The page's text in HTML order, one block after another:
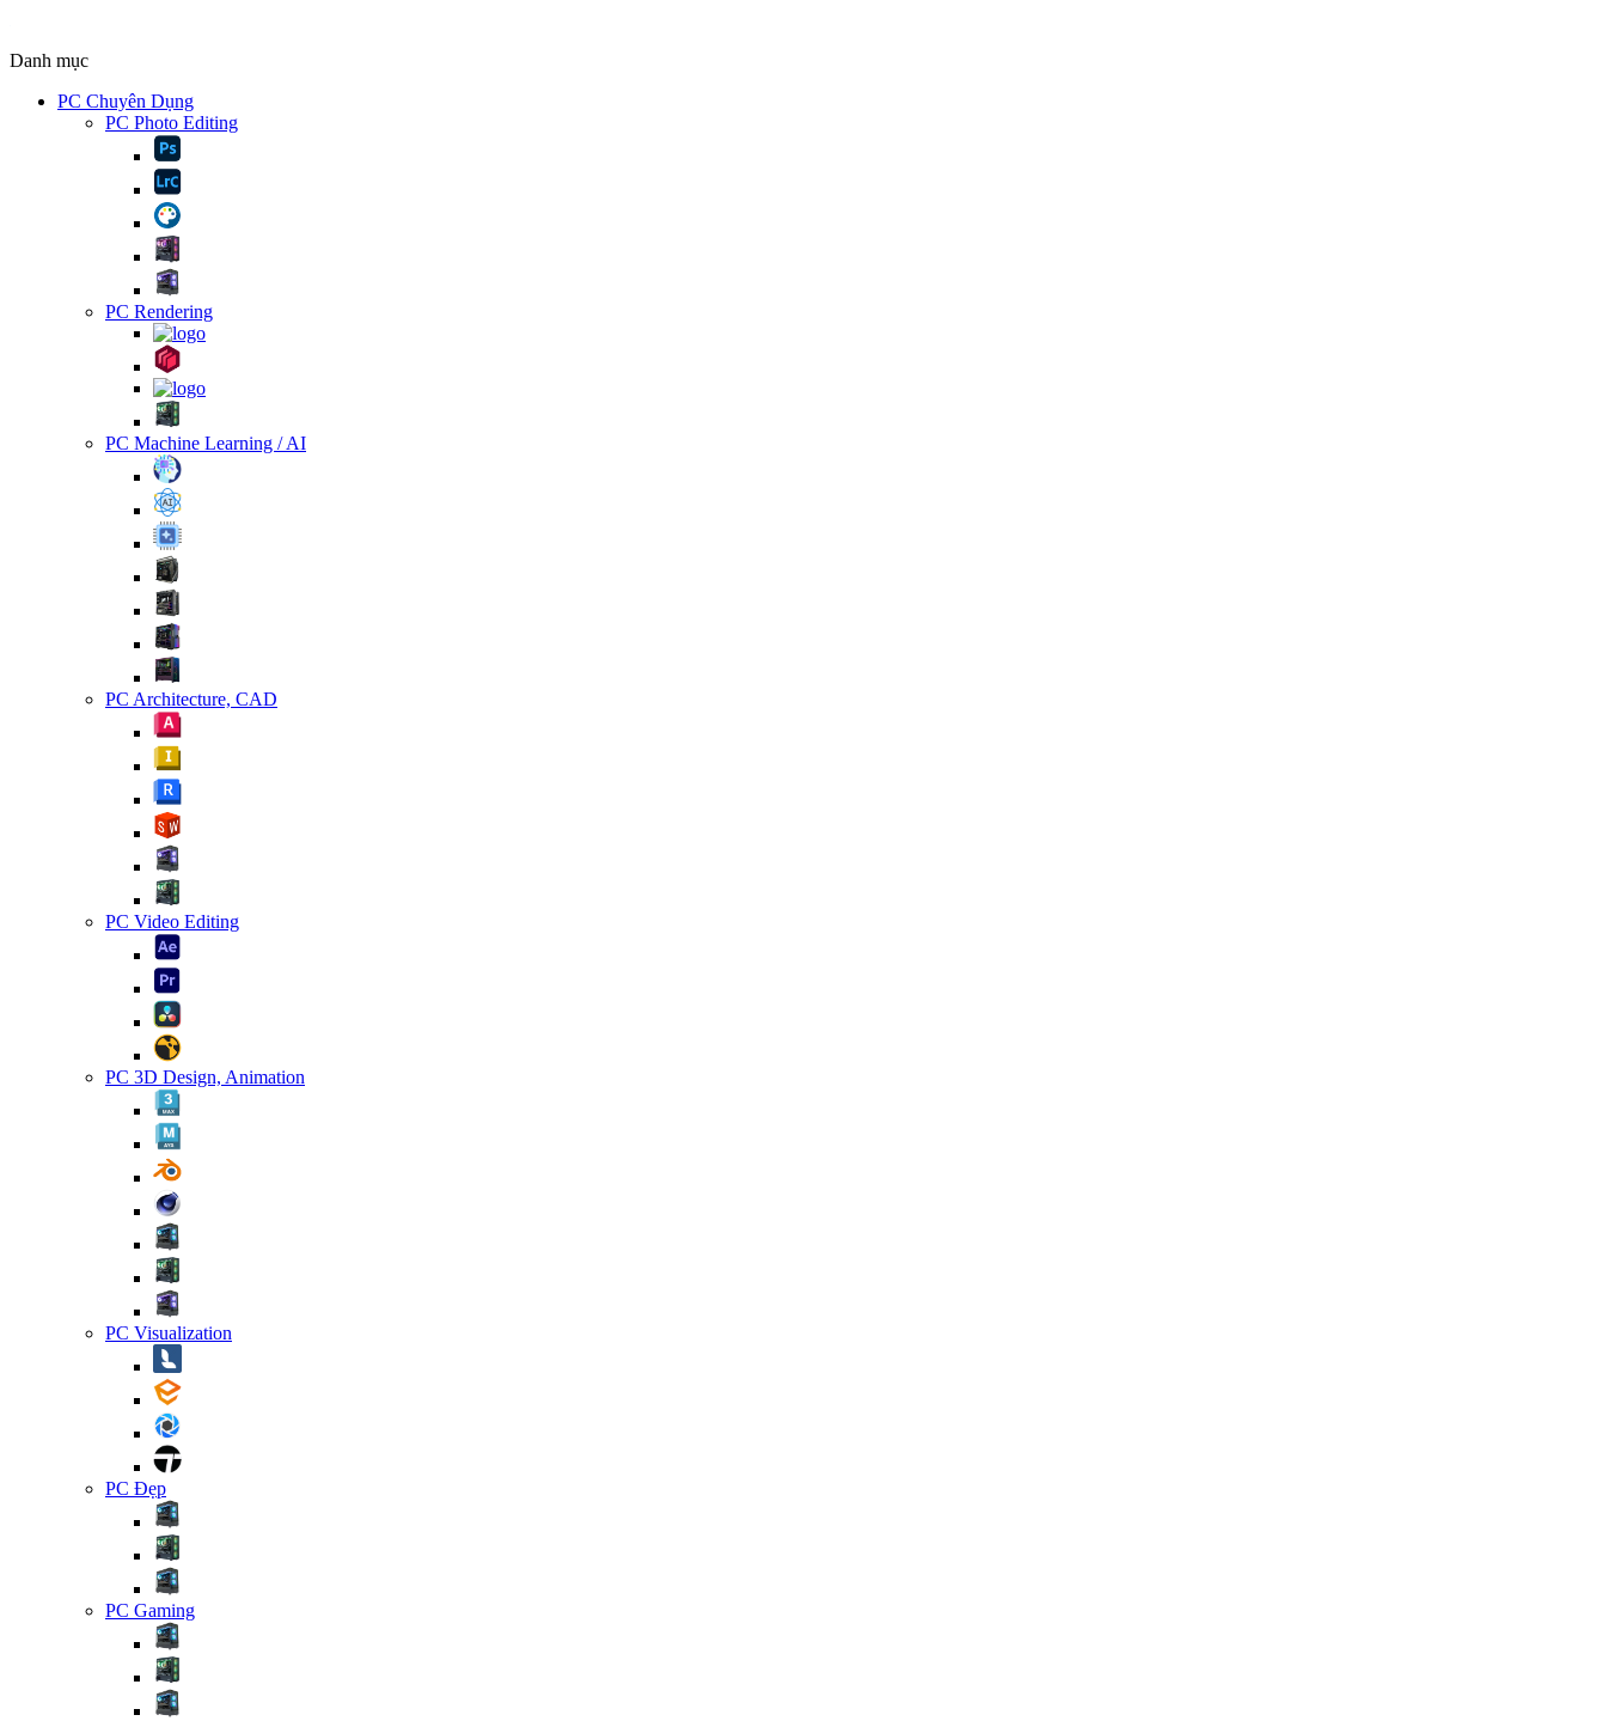
Danh mục
PC Chuyên Dụng
PC Photo Editing
PC Rendering
PC Machine Learning / AI
PC Architecture, CAD
PC Video Editing
PC 3D Design, Animation
PC Visualization
PC Đẹp
PC Gaming